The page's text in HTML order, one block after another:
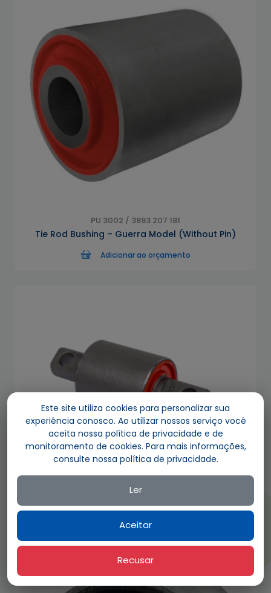
PU 3002 / 3893 207 181
Tie Rod Bushing – Guerra Model (Without Pin)
Adicionar ao orçamento
PU 3003 / 389 320 7281
Adicionar ao orçamento
Este site utiliza cookies para personalizar sua
experiência conosco. Ao utilizar nossos serviço você
aceita nossa política de privacidade e de
monitoramento de cookies. Para mais informações,
consulte nossa política de privacidade.
Ler
Aceitar
Recusar